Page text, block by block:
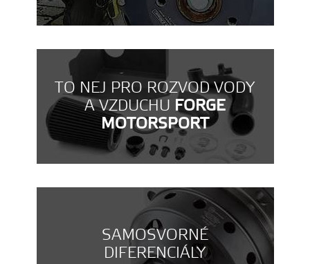
TO NEJ PRO ROZVOD VODY
A VZDUCHU FORGE
MOTORSPORT
SAMOSVORNÉ
DIFERENCIÁLY